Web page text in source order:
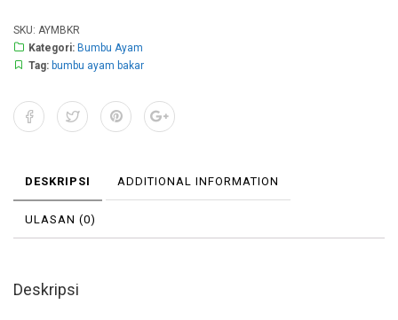
SKU: AYMBKR
Kategori: Bumbu Ayam
Tag: bumbu ayam bakar
DESKRIPSI ADDITIONAL INFORMATION
ULASAN (0)
Deskripsi